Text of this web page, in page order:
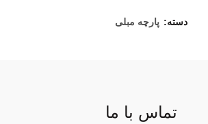
دسته: پارچه مبلی
تماس با ما